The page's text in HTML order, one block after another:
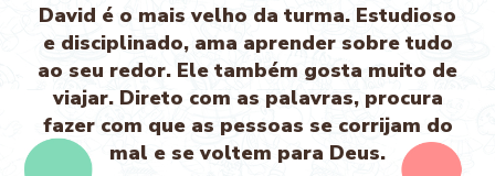
David é o mais velho da turma. Estudioso
e disciplinado, ama aprender sobre tudo
ao seu redor. Ele também gosta muito de
viajar. Direto com as palavras, procura
fazer com que as pessoas se corrijam do
mal e se voltem para Deus.